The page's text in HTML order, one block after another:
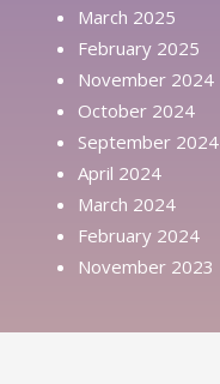
March 2025
February 2025
November 2024
October 2024
September 2024
April 2024
March 2024
February 2024
November 2023